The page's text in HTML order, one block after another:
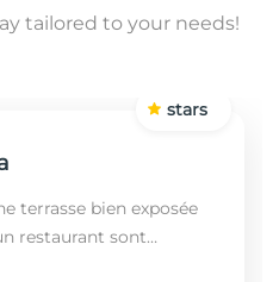
tailored to your needs!
terrasse bien exposée
restaurant sont
stars